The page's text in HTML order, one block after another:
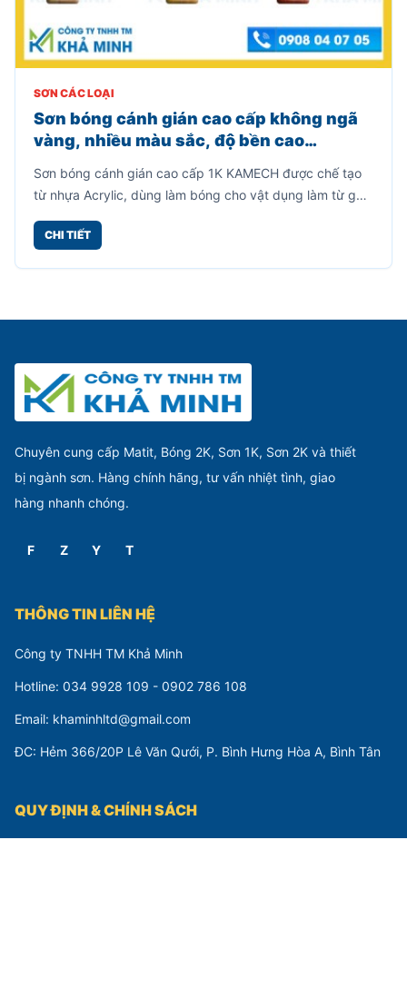
SƠN CÁC LOẠI
Sơn bóng cánh gián cao cấp không ngã
vàng, nhiều màu sắc, độ bền cao
Sơn bóng cánh gián cao cấp 1K KAMECH được chế tạo
từ nhựa Acrylic, dùng làm bóng cho vật dụng làm từ gỗ,
mây tre, kim loại, lưu giữ được vẻ đẹp cho vân gỗ.
CHI TIẾT
Chuyên cung cấp Matit, Bóng 2K, Sơn 1K, Sơn 2K và thiết
bị ngành sơn. Hàng chính hãng, tư vấn nhiệt tình, giao
hàng nhanh chóng.
F Z Y T
THÔNG TIN LIÊN HỆ
Công ty TNHH TM Khả Minh
Hotline: 034 9928 109 - 0902 786 108
Email: khaminhltd@gmail.com
ĐC: Hẻm 366/20P Lê Văn Qưới, P. Bình Hưng Hòa A, Bình Tân
QUY ĐỊNH & CHÍNH SÁCH